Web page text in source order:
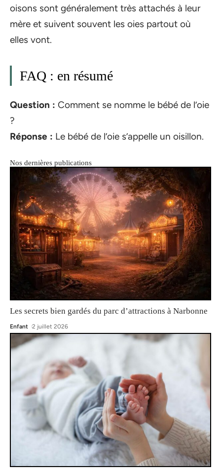
oisons sont généralement très attachés à leur
mère et suivent souvent les oies partout où
elles vont.
FAQ : en résumé
Question : Comment se nomme le bébé de l’oie
?
Réponse : Le bébé de l’oie s’appelle un oisillon.
Nos dernières publications
Les secrets bien gardés du parc d’attractions à Narbonne
Enfant 2 juillet 2026